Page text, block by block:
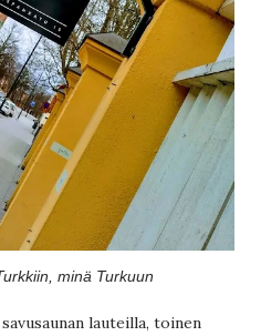
minä Turkuun
lauteilla, toinen